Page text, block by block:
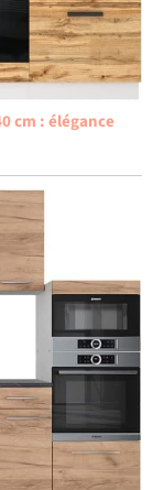
cm : élégance